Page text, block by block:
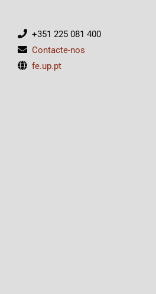
+351 225 081 400
Contacte-nos
fe.up.pt